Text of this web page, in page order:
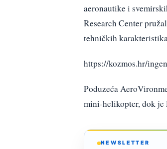
aeronautike i
Research Center
tehničkih
https://kozmos.hr/
Poduzeća
mini-helikopter, dok je
NEWSLETTER